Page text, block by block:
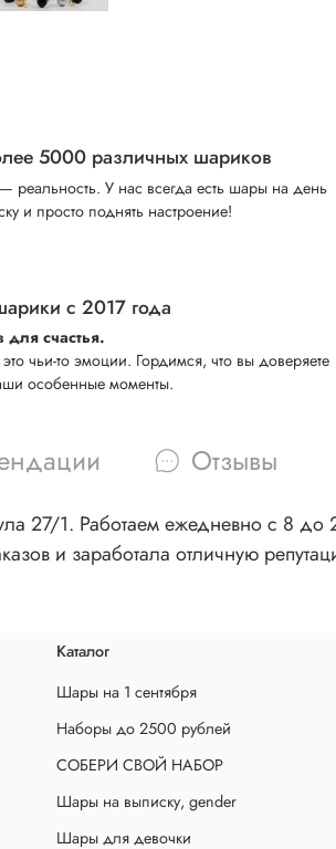
5000 различных шариков
реальность. У нас всегда есть шары на день
и просто поднять настроение!
с 2017 года
счастья.
чьи-то эмоции. Гордимся, что вы доверяете
особенные моменты.
Отзывы
27/1. Работаем ежедневно с 8
и заработала отличную
Каталог
Шары на 1 сентября
Наборы до 2500 рублей
СОБЕРИ СВОЙ НАБОР
Шары на выписку, gender
Шары для девочки